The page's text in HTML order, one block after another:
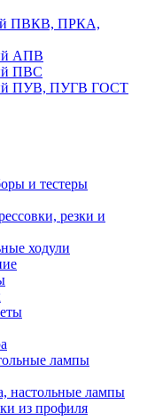
ПВКВ, ПРКА,
АПВ
ПВС
ПУВ, ПУГВ ГОСТ
и тестеры
резки и
ходули
лампы
настольные лампы
из профиля